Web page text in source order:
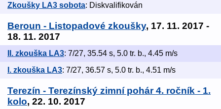
Zkoušky LA3 sobota: Diskvalifikován
Beroun - Listopadové zkoušky, 17. 11. 2017 -
18. 11. 2017
II. zkouška LA3: 7/27, 35.54 s, 5.0 tr. b., 4.45 m/s
I. zkouška LA3: 7/27, 36.57 s, 5.0 tr. b., 4.51 m/s
Terezín - Terezínský zimní pohár 4. ročník - 1.
kolo, 22. 10. 2017